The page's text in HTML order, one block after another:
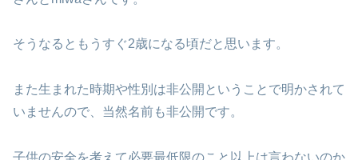
そうなるともうすぐ2歳になる頃だと思います。
また生まれた時期や性別は非公開ということで明かされて
いませんので、当然名前も非公開です。
子供の安全を考えて必要最低限のこと以上は言わないのか